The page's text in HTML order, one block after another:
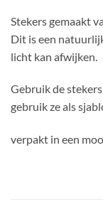
Stekers gemaakt
Dit is een
licht kan afwijken.
Gebruik de
gebruik ze als
verpakt in een